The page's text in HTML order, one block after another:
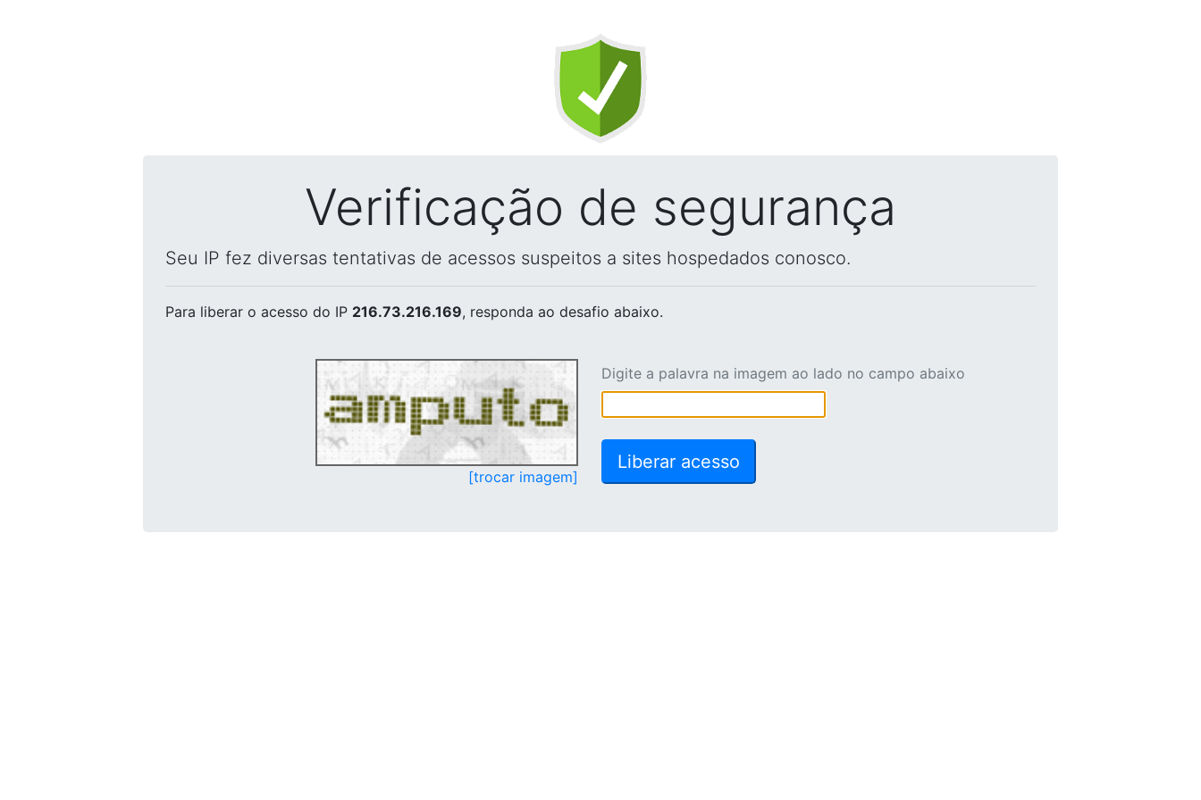
Verificação de segurança
Seu IP fez diversas tentativas de acessos suspeitos a sites hospedados conosco.
Para liberar o acesso do IP 216.73.216.169, responda ao desafio abaixo.
[trocar imagem]
Digite a palavra na imagem ao lado no campo abaixo